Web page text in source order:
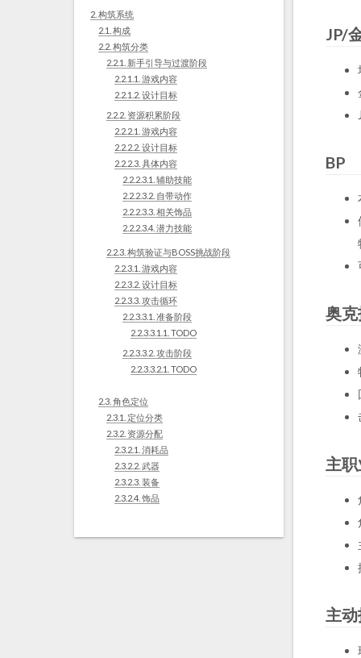
2. 构筑系统
2.1. 构成
2.2. 构筑分类
2.2.1. 新手引导与过渡阶段
2.2.1.1. 游戏内容
2.2.1.2. 设计目标
2.2.2. 资源积累阶段
2.2.2.1. 游戏内容
2.2.2.2. 设计目标
2.2.2.3. 具体内容
2.2.2.3.1. 辅助技能
2.2.2.3.2. 自带动作
2.2.2.3.3. 相关饰品
2.2.2.3.4. 潜力技能
2.2.3. 构筑验证与BOSS挑战阶段
2.2.3.1. 游戏内容
2.2.3.2. 设计目标
2.2.3.3. 攻击循环
2.2.3.3.1. 准备阶段
2.2.3.3.1.1. TODO
2.2.3.3.2. 攻击阶段
2.2.3.3.2.1. TODO
2.3. 角色定位
2.3.1. 定位分类
2.3.2. 资源分配
2.3.2.1. 消耗品
2.3.2.2. 武器
2.3.2.3. 装备
2.3.2.4. 饰品
JP/
BP
奥
主
主